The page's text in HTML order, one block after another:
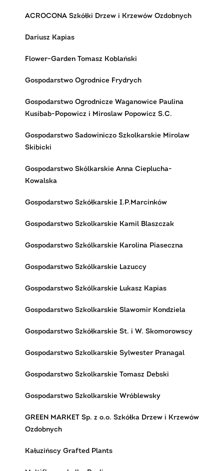
ACROCONA Szkółki Drzew i Krzewów Ozdobnych
Dariusz Kapias
Flower-Garden Tomasz Koblański
Gospodarstwo Ogrodnice Frydrych
Gospodarstwo Ogrodnicze Waganowice Paulina
Kusibab-Popowicz i Miroslaw Popowicz S.C.
Gospodarstwo Sadowiniczo Szkolkarskie Mirolaw
Skibicki
Gospodarstwo Skólkarskie Anna Cieplucha-
Kowalska
Gospodarstwo Szkółkarskie I.P.Marcinków
Gospodarstwo Szkolkarskie Kamil Blaszczak
Gospodarstwo Szkólkarskie Karolina Piaseczna
Gospodarstwo Szkólkarskie Lazuccy
Gospodarstwo Szkólkarskie Lukasz Kapias
Gospodarstwo Szkolkarskie Slawomir Kondziela
Gospodarstwo Szkółkarskie St. i W. Skomorowscy
Gospodarstwo Szkolkarskie Sylwester Pranagal
Gospodarstwo Szkolkarskie Tomasz Debski
Gospodarstwo Szkolkarskie Wróblewsky
GREEN MARKET Sp. z o.o. Szkółka Drzew i Krzewów
Ozdobnych
Kałuzińscy Grafted Plants